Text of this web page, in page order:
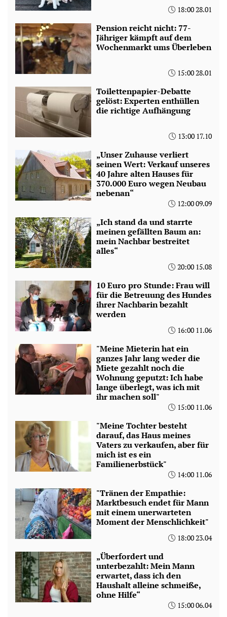
18:00 28.01
Pension reicht nicht: 77-
Jähriger kämpft auf dem
Wochenmarkt ums Überleben
15:00 28.01
Toilettenpapier-Debatte
gelöst: Experten enthüllen
die richtige Aufhängung
13:00 17.10
„Unser Zuhause verliert
seinen Wert: Verkauf unseres
40 Jahre alten Hauses für
370.000 Euro wegen Neubau
nebenan“
12:00 09.09
„Ich stand da und starrte
meinen gefällten Baum an:
mein Nachbar bestreitet
alles“
20:00 15.08
10 Euro pro Stunde: Frau will
für die Betreuung des Hundes
ihrer Nachbarin bezahlt
werden
16:00 11.06
"Meine Mieterin hat ein
ganzes Jahr lang weder die
Miete gezahlt noch die
Wohnung geputzt: Ich habe
lange überlegt, was ich mit
ihr machen soll"
15:00 11.06
"Meine Tochter besteht
darauf, das Haus meines
Vaters zu verkaufen, aber für
mich ist es ein
Familienerbstück"
14:00 11.06
"Tränen der Empathie:
Marktbesuch endet für Mann
mit einem unerwarteten
Moment der Menschlichkeit"
18:00 23.04
„Überfordert und
unterbezahlt: Mein Mann
erwartet, dass ich den
Haushalt alleine schmeiße,
ohne Hilfe“
15:00 06.04